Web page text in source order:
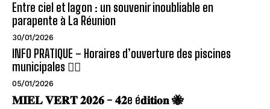
Entre ciel et lagon : un souvenir inoubliable en
parapente à La Réunion
30/01/2026
INFO PRATIQUE – Horaires d’ouverture des piscines
municipales 🏊‍♂️
05/01/2026
𝐌𝐈𝐄𝐋 𝐕𝐄𝐑𝐓 𝟐𝟎𝟐𝟔 – 𝟒𝟐e é𝐝𝐢𝐭𝐢𝐨𝐧 🐝